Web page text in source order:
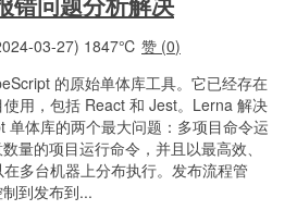
03-27) 1847℃ 赞 (0)
的原始单体库工具。它已经存在
用，包括 React 和 Jest。Lerna 解决
单体库的两个最大问题：多项目命令运
量的项目运行命令，并且以最高效、
多台机器上分布执行。发布流程管
到发布到...